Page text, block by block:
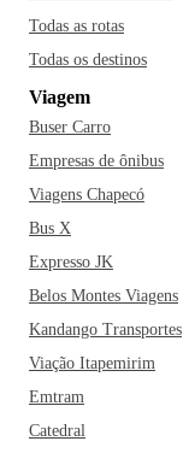
Todas as rotas
Todas os destinos
Viagem
Buser Carro
Empresas de ônibus
Viagens Chapecó
Bus X
Expresso JK
Belos Montes Viagens
Kandango Transportes
Viação Itapemirim
Emtram
Catedral